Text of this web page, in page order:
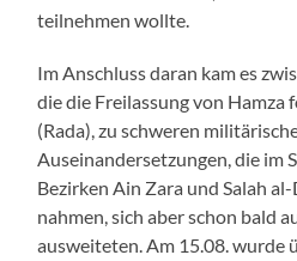
teilnehmen wollte.
Im Anschluss daran kam es
die die Freilassung von Hamza
(Rada), zu schweren
Auseinandersetzungen, die im
Bezirken Ain Zara und Salah
nahmen, sich aber schon bald
ausweiteten. Am 15.08. wurde